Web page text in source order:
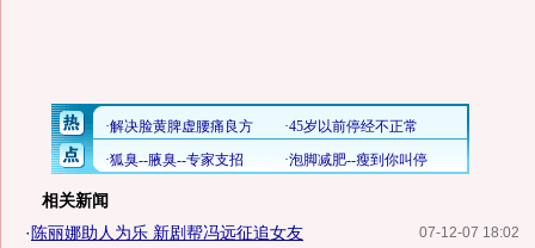
相关新闻
07-12-07 18:02
· 陈丽娜助人为乐 新剧帮冯远征追女友